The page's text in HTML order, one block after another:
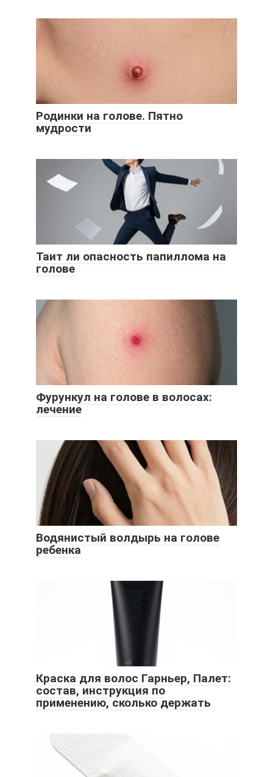
Родинки на голове. Пятно
мудрости
Таит ли опасность папиллома на
голове
Фурункул на голове в волосах:
лечение
Водянистый волдырь на голове
ребенка
Краска для волос Гарньер, Палет:
состав, инструкция по
применению, сколько держать